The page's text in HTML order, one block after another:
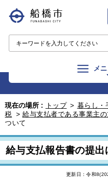
メ
現在の場所 : トップ > 暮らし・
税 > 給与支払者である事業主
ついて
給与支払報告書の提出
更新日：令和